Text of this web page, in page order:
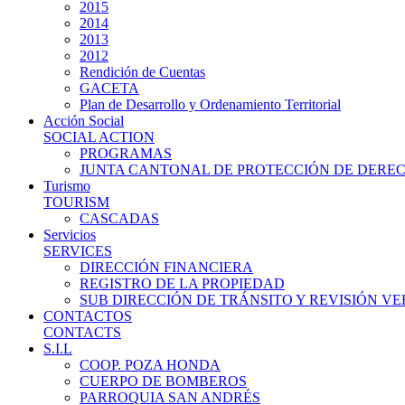
2015
2014
2013
2012
Rendición de Cuentas
GACETA
Plan de Desarrollo y Ordenamiento Territorial
Acción Social
SOCIAL ACTION
PROGRAMAS
JUNTA CANTONAL DE PROTECCIÓN DE
Turismo
TOURISM
CASCADAS
Servicios
SERVICES
DIRECCIÓN FINANCIERA
REGISTRO DE LA PROPIEDAD
SUB DIRECCIÓN DE TRÁNSITO Y REVISIÓN
CONTACTOS
CONTACTS
S.I.L
COOP. POZA HONDA
CUERPO DE BOMBEROS
PARROQUIA SAN ANDRÉS